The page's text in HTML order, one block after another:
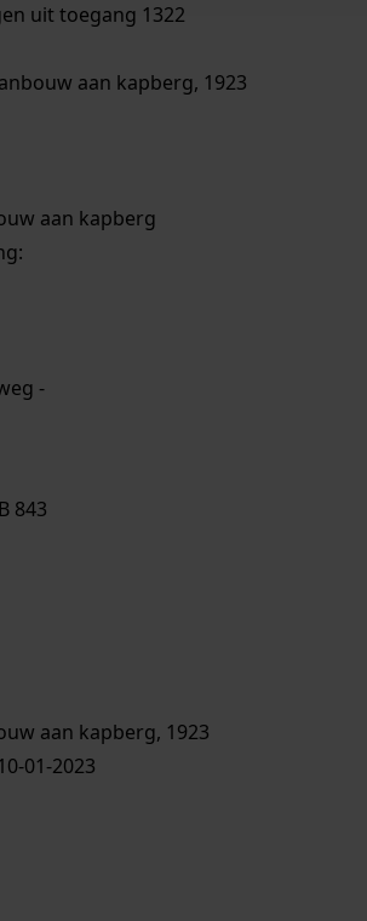
uit toegang 1322
aan kapberg, 1923
aan kapberg
-
843
aan kapberg, 1923
01-2023